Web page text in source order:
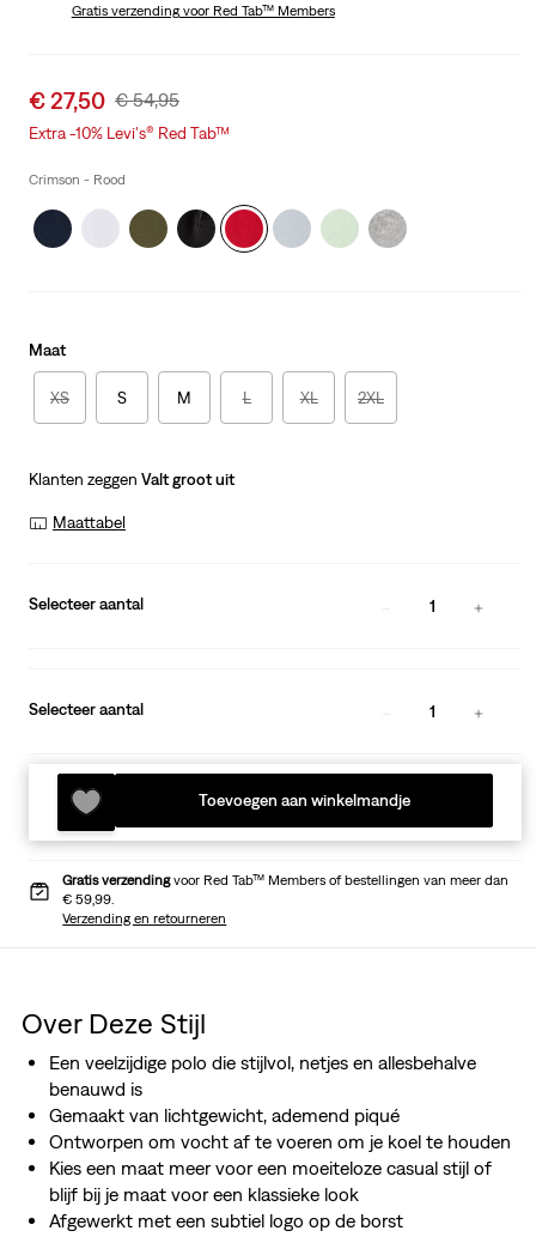
is
Was
Gratis verzendingvoor Red Tab™ Members
Sale
price
€ 27,50 Original
Price
€ 54,95
Extra -10% Levi's® Red Tab™
Crimson - Rood
Maat
XS S M L XL 2XL
Klanten zeggen Valt groot uit
Maattabel
Selecteer aantal 1
Selecteer aantal 1
Toevoegen aan winkelmandje
Gratis verzendingvoor Red Tab™ Members of bestellingen van meer dan
€ 59,99.
Verzending en retourneren
Over Deze Stijl
Een veelzijdige polo die stijlvol, netjes en allesbehalve
benauwd is
Gemaakt van lichtgewicht, ademend piqué
Ontworpen om vocht af te voeren om je koel te houden
Kies een maat meer voor een moeiteloze casual stijl of
blijf bij je maat voor een klassieke look
Afgewerkt met een subtiel logo op de borst